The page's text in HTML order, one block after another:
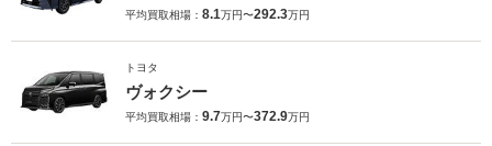
平均買取相場： 8.1万円〜292.3万円
トヨタ
ヴォクシー
平均買取相場： 9.7万円〜372.9万円